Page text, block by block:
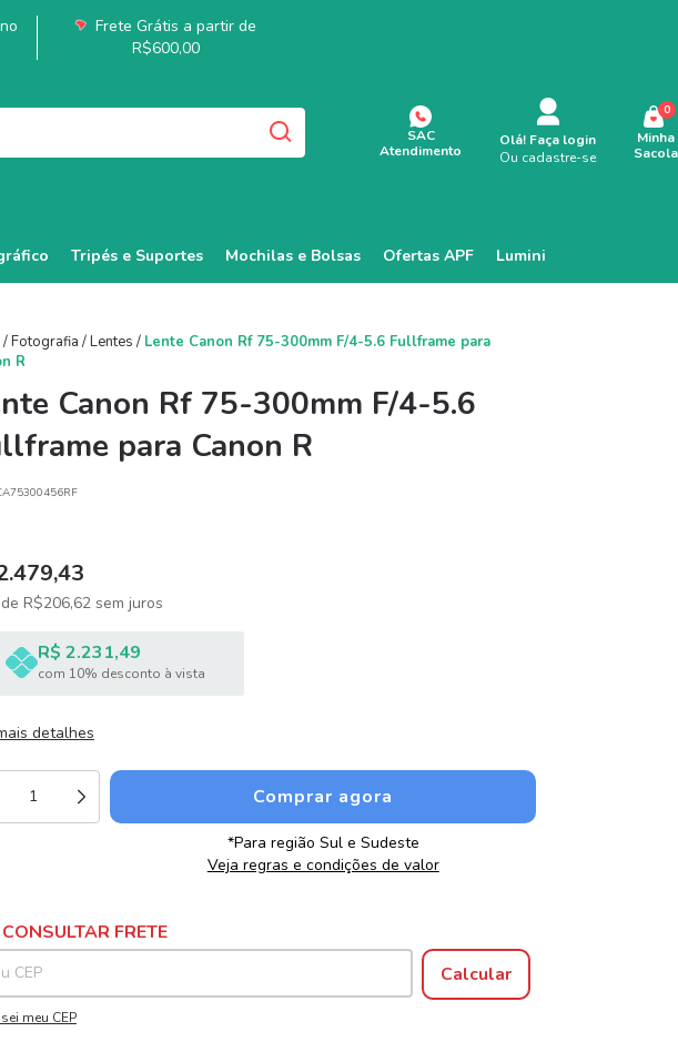
Frete Grátis a partir de
R$600,00
SAC
Atendimento
Olá! Faça login
Ou cadastre-se
Minha
Sacola
0
Tripés e Suportes Mochilas e Bolsas Ofertas APF Lumini
/Fotografia /Lentes / Lente Canon Rf 75-300mm F/4-5.6 Fullframe para
R
Canon Rf 75-300mm F/4-5.6
para Canon R
de R$206,62 sem juros
R$ 2.231,49
com 10% desconto à vista
detalhes
*Para região Sul e Sudeste
Veja regras e condições de valor
para o CEP:
CONSULTAR FRETE
Calcular
meu CEP